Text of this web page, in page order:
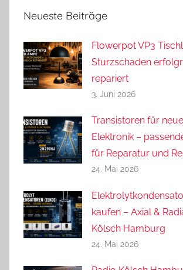
Neueste Beiträge
Flowerpot VP3
Sturzschaden
repariert
3. Juni 2026
Transistoren für
Elektronik –
für Reparatur und
24. Mai 2026
kaufen – Axial &
Kölsch Hamburg
24. Mai 2026